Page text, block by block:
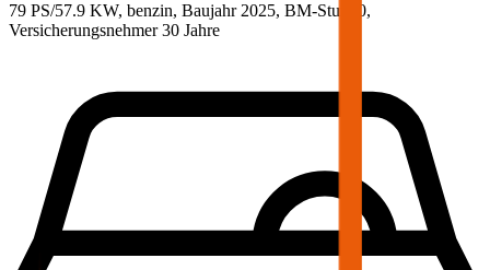
79 PS/57.9 KW, benzin, Baujahr 2025, BM-Stufe 0,
Versicherungsnehmer 30 Jahre